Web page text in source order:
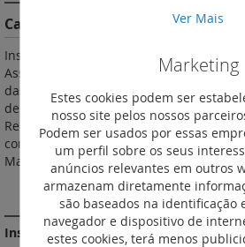
Características do Produto
Instalam-se em calha ou em platina
Asseguram o corte, o comando, o
das linhas elétricas de baixa tensão.
de estribo, 70 mm2 máx (cabo flexível),
Recebem os acessórios e auxiliares
com a norma IEC 60947-2. Térmico
Magnético fixo: 400 A de 16 e 25 A, 10 In
MAIS
Instruções de instalação e
Ver Mais
Marketing
Estes cookies podem ser
nosso site pelos nossos
Podem ser usados por essas
um perfil sobre os seus
anúncios relevantes em outros
armazenam diretamente
são baseados na identificação
navegador e dispositivo de
estes cookies, terá menos